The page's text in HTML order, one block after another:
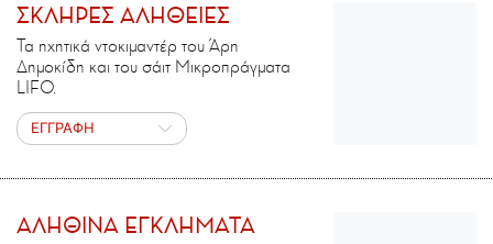
ΣΚΛΗΡΕΣ ΑΛΗΘΕΙΕΣ
Τα ηχητικά ντοκιμαντέρ του Άρη
Δημοκίδη και του σάιτ Μικροπράγματα
LIFO.
ΕΓΓΡΑΦΗ
ΑΛΗΘΙΝΑ ΕΓΚΛΗΜΑΤΑ